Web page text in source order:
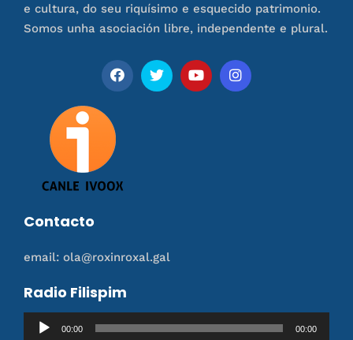
e cultura, do seu riquísimo e esquecido patrimonio.
Somos unha asociación libre, independente e plural.
Contacto
email: ola@roxinroxal.gal
Radio Filispim
Reproductor
00:00 00:00